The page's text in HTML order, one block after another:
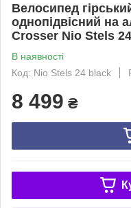
Велосипед
однопідвісний на
Crosser Nio Stels
В наявності
Код: Nio Stels 24 black
8 499 ₴